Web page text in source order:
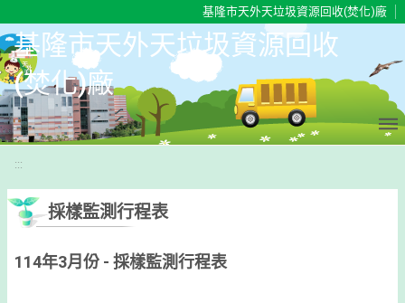
基隆市天外天垃圾資源回收(焚化)廠
基隆市天外天垃圾資源回收
(焚化)廠
:::
採樣監測行程表
114年3月份 - 採樣監測行程表